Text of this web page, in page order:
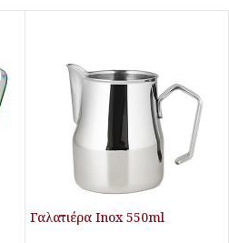
Γαλατιέρα Inox 550ml